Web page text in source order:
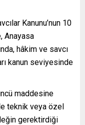
Kanunu’nun 10
Anayasa
hâkim ve savcı
kanun seviyesinde
maddesine
teknik veya özel
gerektirdiği